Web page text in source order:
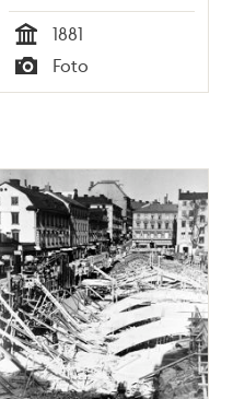
Tid
1881
Typ
Foto